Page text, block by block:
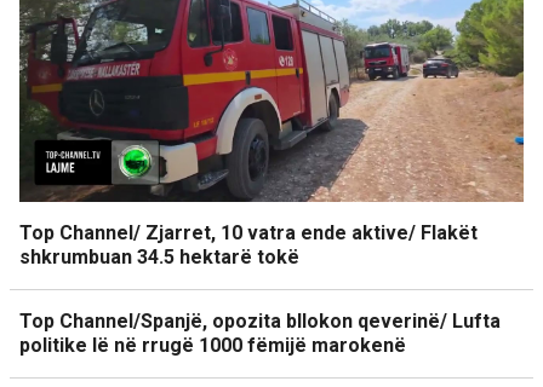
Top Channel/ Zjarret, 10 vatra ende aktive/ Flakët
shkrumbuan 34.5 hektarë tokë
Top Channel/Spanjë, opozita bllokon qeverinë/ Lufta
politike lë në rrugë 1000 fëmijë marokenë